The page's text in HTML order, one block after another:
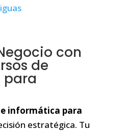
con
de
para
informática para
estratégica. Tu